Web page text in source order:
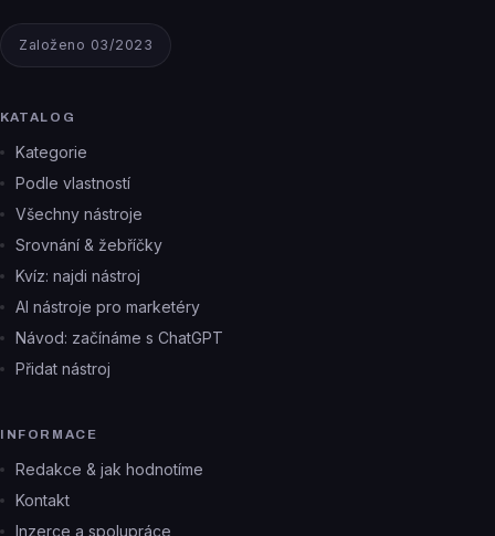
Založeno 03/2023
KATALOG
Kategorie
Podle vlastností
Všechny nástroje
Srovnání & žebříčky
Kvíz: najdi nástroj
AI nástroje pro marketéry
Návod: začínáme s ChatGPT
Přidat nástroj
INFORMACE
Redakce & jak hodnotíme
Kontakt
Inzerce a spolupráce